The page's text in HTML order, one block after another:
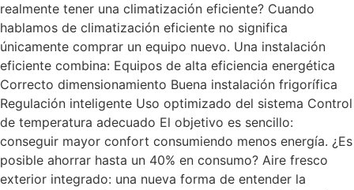
realmente tener una climatización eficiente? Cuando
hablamos de climatización eficiente no significa
únicamente comprar un equipo nuevo. Una instalación
eficiente combina: Equipos de alta eficiencia energética
Correcto dimensionamiento Buena instalación frigorífica
Regulación inteligente Uso optimizado del sistema Control
de temperatura adecuado El objetivo es sencillo:
conseguir mayor confort consumiendo menos energía. ¿Es
posible ahorrar hasta un 40% en consumo? Aire fresco
exterior integrado: una nueva forma de entender la